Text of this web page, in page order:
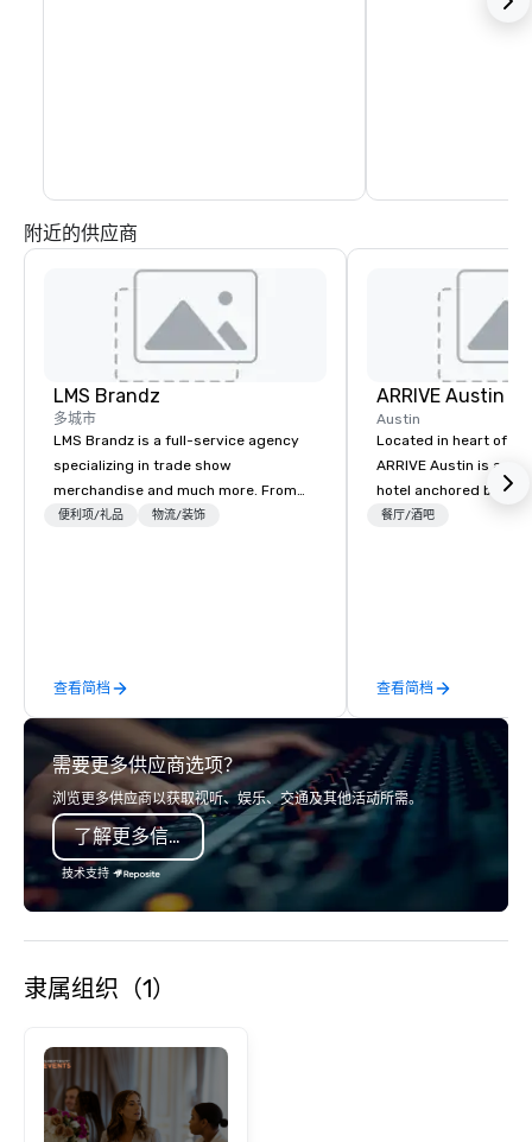
附近的供应商
LMS Brandz
多城市
LMS Brandz is a full-service agency
specializing in trade show
merchandise and much more. From
booth giveaways and branded apparel
years of industry experience and
commitment to exceptional customer
service set us apart. We deliver
smart, reliable solutions designed to
make the end-user experience
seamless from start to finish. We are
also a certified WOSB.
便利项/礼品 物流/装饰
查看简档
ARRIVE Austin
Austin
Located in heart of
ARRIVE Austin is an
hotel anchored by
bars that
“cowboy mythology,”
inspiration from the
landscape.
餐厅/酒吧
查看简档
需要更多供应商选项？
浏览更多供应商以获取视听、娱乐、交通及其他活动所需。
了解更多信息
技术支持
隶属组织（1）